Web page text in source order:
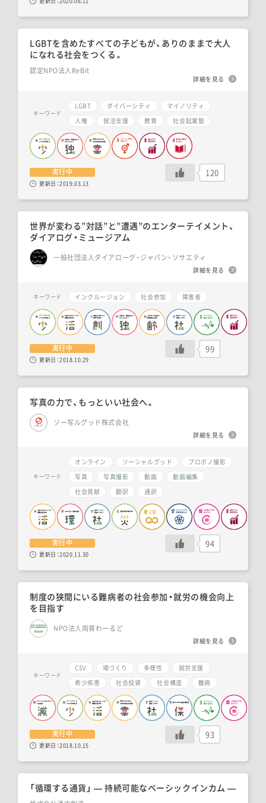
写真の力で、もっといい社会へ。
ソー写ルグッド株式会社
詳細を見る
キーワード
オンライン ソーシャルグッド
プロボノ撮影
写真
写真撮影 動画
動画編集
社会貢献
翻訳 通訳
実行中
更新日：2020.11.30
94
「循環する通貨」 ― 持続可能なベーシックインカム ―
LGBTを含めたすべての子どもが、ありのままで大人
になれる社会をつくる。
認定NPO法人ReBit
詳細を見る
キーワード
LGBT ダイバーシティ
マイノリティ
人権
就活支援 教育 社会起業塾
実行中
更新日：2019.03.13
120
世界が変わる”対話”と”遭遇”のエンターテイメント、
ダイアログ・ミュージアム
一般社団法人ダイアローグ・ジャパン・ソサエティ
詳細を見る
キーワード インクルージョン 社会参加 障害者
実行中
更新日：2018.10.29
99
制度の狭間にいる難病者の社会参加・就労の機会向上
を目指す
NPO法人両育わーるど
詳細を見る
キーワード
CSV 場づくり 多様性
就労支援
希少疾患
社会投資 社会構造 難病
実行中
更新日：2018.10.15
93